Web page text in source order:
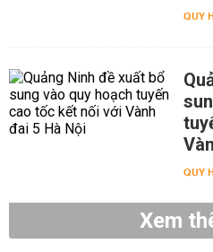
QUY
QUY
Xem